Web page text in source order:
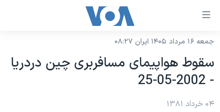
لینکهای
دسترسی
جهش
محتوای
اصلی
نسخه سبک وب‌سایت
موضوع ها
ایران
برنامه های تلویزیونی
جمعه ۱۶ مرداد ۱۴۰۵ ایران ۰۸:۲۷
سقوط هواپيمای مسافربری چين دردريا
- 2002-05-25
۰۴ خرداد ۱۳۸۱